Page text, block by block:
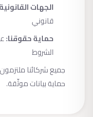
الجهات
قانوني
حماية حقوقنا:
الشروط
جميع شركائنا
حماية بيانات موثّقة.